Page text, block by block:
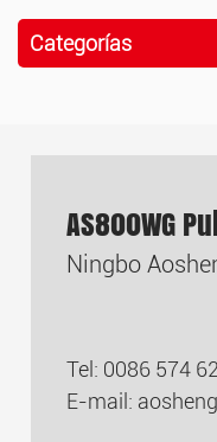
Categorías
AS800WG
Ningbo
Tel: 0086 574
E-mail: